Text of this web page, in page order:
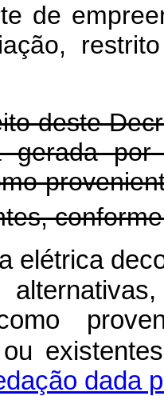
de
deste
gerada por
elétrica
dada